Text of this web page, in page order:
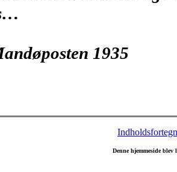
1935
Denne hjemmeside blev